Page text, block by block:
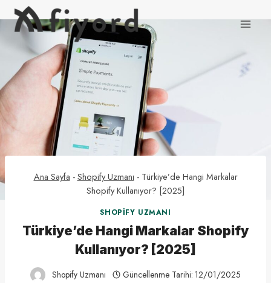
Skip
to
content
Ana Sayfa - Shopify Uzmanı - Türkiye’de Hangi Markalar
Shopify Kullanıyor? [2025]
SHOPIFY UZMANI
Türkiye’de Hangi Markalar Shopify
Kullanıyor? [2025]
Shopify Uzmanı Güncellenme Tarihi: 12/01/2025